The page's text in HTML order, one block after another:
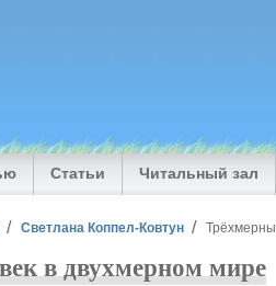
Статьи Читальный зал
Светлана Коппел-Ковтун
в двухмерном мире